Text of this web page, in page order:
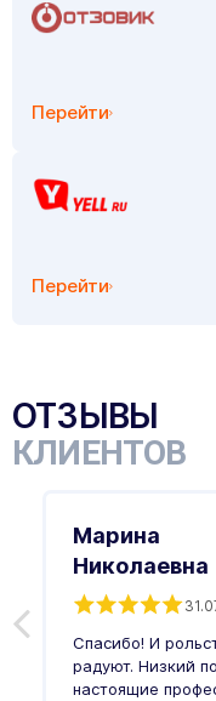
Перейти
Перейти
ОТЗЫВЫ
КЛИЕНТОВ
Марина
Николаевна
Спасибо! И
радуют. Низкий
настоящие